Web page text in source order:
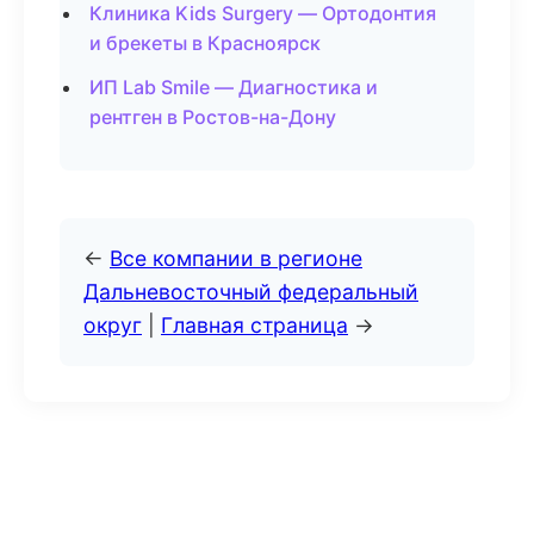
Клиника Kids Surgery — Ортодонтия
и брекеты в Красноярск
ИП Lab Smile — Диагностика и
рентген в Ростов-на-Дону
← Все компании в регионе
Дальневосточный федеральный
округ
Главная страница →